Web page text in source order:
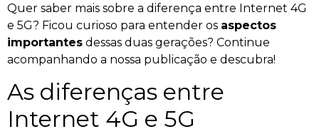
Quer saber mais sobre a diferença entre Internet 4G
e 5G? Ficou curioso para entender os aspectos
importantes dessas duas gerações? Continue
acompanhando a nossa publicação e descubra!
As diferenças entre
Internet 4G e 5G